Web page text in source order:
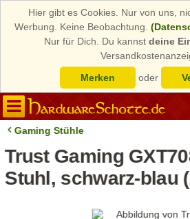
Hier gibt es Cookies. Nur von uns,
Werbung. Keine Beobachtung.
Nur für Dich. Du kannst deine
Merken
oder
Gaming Stühle
Trust Gaming
Stuhl, schwarz-blau